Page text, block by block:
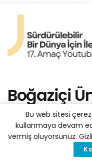
Boğaziçi
BUEMS
Enerji
Bu web sitesi
kullanmaya devam
vermiş oluyorsunuz.